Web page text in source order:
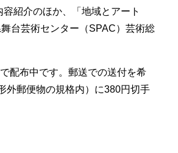
紹介のほか、「地域とアート
台芸術センター（SPAC）芸術総
配布中です。郵送での送付を希
外郵便物の規格内）に380円切手